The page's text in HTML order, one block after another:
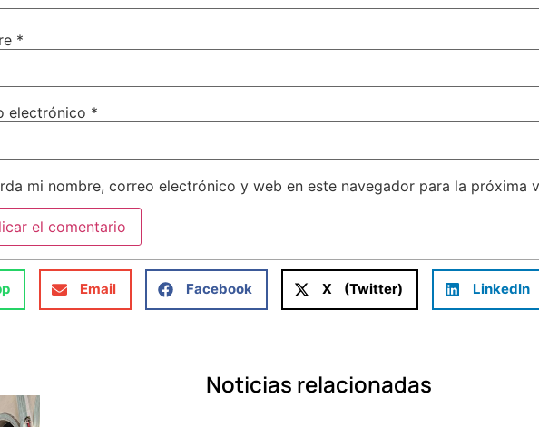
*
electrónico *
mi nombre, correo electrónico y web en este navegador para la próxima
Email Facebook X (Twitter) LinkedIn
Noticias relacionadas